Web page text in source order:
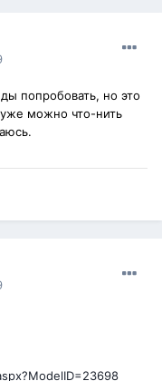
попробовать, но это
можно что-нить